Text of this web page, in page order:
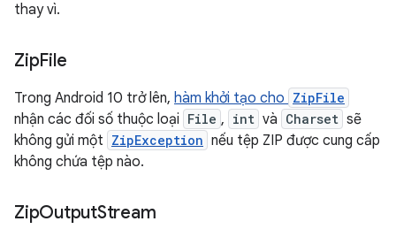
thay vì.
ZipFile
Trong Android 10 trở lên, hàm khởi tạo cho ZipFile
nhận các đối số thuộc loại File , int và Charset sẽ
không gửi một ZipException nếu tệp ZIP được cung cấp
không chứa tệp nào.
ZipOutputStream